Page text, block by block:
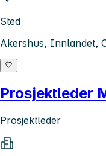
Sted
Akershus, Innlandet,
Prosjektleder
Prosjektleder